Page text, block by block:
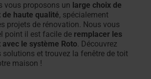
vous proposons un large choix de
haute qualité, spécialement
projets de rénovation. Nous vous
point il est facile de remplacer les
le système Roto. Découvrez
et trouvez la fenêtre de toit
maison !